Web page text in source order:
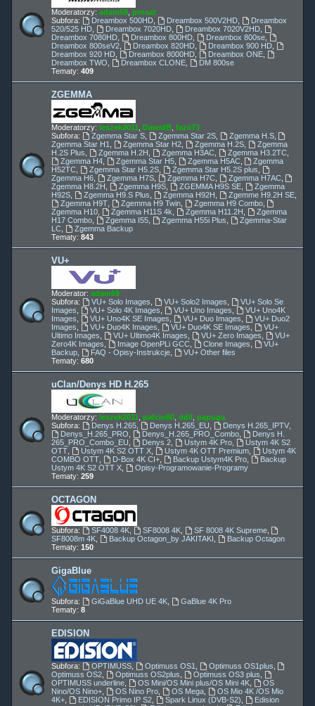
Moderatorzy: adam59 prosat
Subfora:
Dreambox 500HD, Dreambox 500V2HD,
Dreambox
520/525 HD
Dreambox 7020HD, Dreambox 7020V2HD,
Dreambox 7080HD
Dreambox 800HD, Dreambox 800se,
Dreambox 800seV2
Dreambox 820HD, Dreambox 900 HD,
Dreambox 920 HD
Dreambox 8000HD, Dreambox ONE,
Dreambox TWO
Dreambox CLONE,
DM 800se
Tematy: 409
ZGEMMA
Moderatorzy: leszek2011 DawidB fazii73
Subfora:
Zgemma Star S, Zgemma Star 2S, Zgemma H.S,
Zgemma Star H1
Zgemma Star H2, Zgemma H.2S,
Zgemma
H.2S Plus
Zgemma H.2H Zgemma H3AC, Zgemma H3.2TC,
Zgemma H4, Zgemma Star H5, Zgemma H5AC,
Zgemma
H52TC
Zgemma Star H5.2S, Zgemma Star H5.2S plus
Zgemma H6
Zgemma H7S, Zgemma H7C, Zgemma H7AC,
Zgemma H8.2H
Zgemma H9S, ZGEMMA H9S SE,
Zgemma
H92S
Zgemma H9.S Plus Zgemma H92H Zgemme H9.2H SE,
Zgemma H9T, Zgemma H9 Twin, Zgemma H9 Combo,
Zgemma H10
Zgemma H11S 4k Zgemma H11.2H
Zgemma
H17 Combo
Zgemma I55, Zgemma H55i Plus
Zgemma-Star
LC
Zgemma Backup
Tematy: 843
VU+
Moderator: adam59
Subfora:
VU+ Solo Images VU+ Solo2 Images
VU+ Solo Se
Images
VU+ Solo 4K Images VU+ Uno Images
VU+ Uno4K
Images
VU+ Uno4K SE Images VU+ Duo Images
VU+ Duo2
Images
VU+ Duo4K Images VU+ Duo4K SE Images
VU+
Ultimo Images
VU+ Ultimo4K Images VU+ Zero Images
VU+
Zero4K Images
Image OpenPLi GCC, Clone Images
VU+
Backup
FAQ - Opisy-Instrukcje,
VU+ Other files
Tematy: 680
uClan/Denys HD H.265
Moderatorzy: leszek2011 pafcio80 ddll papuga
Subfora:
Denys H.265, Denys H.265_EU Denys H.265_IPTV,
Denys_H.265_PRO
Denys_H.265_PRO_Combo,
Denys H.
265_PRO_Combo_EU
Denys 2, Ustym 4K Pro,
Ustym 4K S2
OTT
Ustym 4K S2 OTT X, Ustym 4K OTT Premium,
Ustym 4K
COMBO OTT
D-Box 4K CI+, Backup Ustym4K Pro,
Backup
Ustym 4K S2 OTT X
Opisy-Programowanie-Programy
Tematy: 259
OCTAGON
Subfora: SF4008 4K, SF8008 4K, SF 8008 4K Supreme,
SF8008m 4K
Backup Octagon_by JAKITAKI
Backup Octagon
Tematy: 150
GigaBlue
Subfora: GiGaBlue UHD UE 4K,
GaBlue 4K Pro
Tematy: 8
EDISION
Subfora: OPTIMUSS, Optimuss OS1 Optimuss OS1plus
Optimuss OS2
Optimuss OS2plus Optimuss OS3 plus
OPTIMUSS underline
OS Mini/OS Mini plus/OS Mini 4K,
OS
Nino/OS Nino+
OS Nino Pro, OS Mega,
OS Mio 4K /OS Mio
4K+
EDISION Primo IP S2, Spark Linux (DVB-S2)
Edision